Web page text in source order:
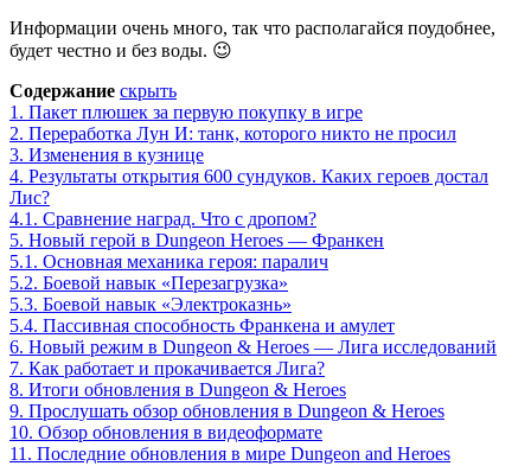
Информации очень много, так что располагайся поудобнее,
будет честно и без воды. 😉
Содержание скрыть
1. Пакет плюшек за первую покупку в игре
2. Переработка Лун И: танк, которого никто не просил
3. Изменения в кузнице
4. Результаты открытия 600 сундуков. Каких героев достал
Лис?
4.1. Сравнение наград. Что с дропом?
5. Новый герой в Dungeon Heroes — Франкен
5.1. Основная механика героя: паралич
5.2. Боевой навык «Перезагрузка»
5.3. Боевой навык «Электроказнь»
5.4. Пассивная способность Франкена и амулет
6. Новый режим в Dungeon & Heroes — Лига исследований
7. Как работает и прокачивается Лига?
8. Итоги обновления в Dungeon & Heroes
9. Прослушать обзор обновления в Dungeon & Heroes
10. Обзор обновления в видеоформате
11. Последние обновления в мире Dungeon and Heroes